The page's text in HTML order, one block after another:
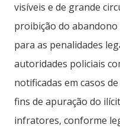
visíveis e de grande
proibição do abandono
para as penalidades
autoridades policiais
notificadas em casos
fins de apuração do
infratores, conforme